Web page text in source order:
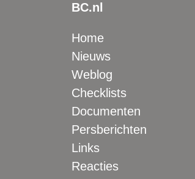
BC.nl
Home
Nieuws
Weblog
Checklists
Documenten
Persberichten
Links
Reacties